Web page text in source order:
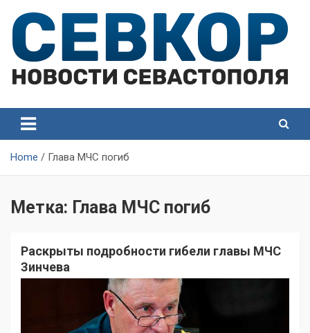
content
Севастополя
Севастополя
Home Глава МЧС погиб
Метка: Глава МЧС погиб
Раскрыты подробности гибели главы МЧС
Зинчева